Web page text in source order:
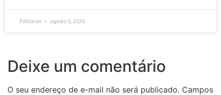
Editorial agosto 5, 2026
Deixe um comentário
O seu endereço de e-mail não será publicado. Campos